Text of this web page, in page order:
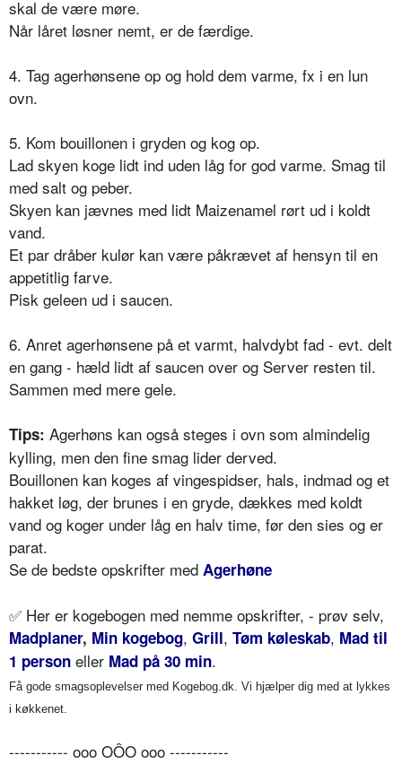
skal de være møre.
Når låret løsner nemt, er de færdige.
4. Tag agerhønsene op og hold dem varme, fx i en lun
ovn.
5. Kom bouillonen i gryden og kog op.
Lad skyen koge lidt ind uden låg for god varme. Smag til
med salt og peber.
Skyen kan jævnes med lidt Maizenamel rørt ud i koldt
vand.
Et par dråber kulør kan være påkrævet af hensyn til en
appetitlig farve.
Pisk geleen ud i saucen.
6. Anret agerhønsene på et varmt, halvdybt fad - evt. delt
en gang - hæld lidt af saucen over og Server resten til.
Sammen med mere gele.
Tips: Agerhøns kan også steges i ovn som almindelig
kylling, men den fine smag lider derved.
Bouillonen kan koges af vingespidser, hals, indmad og et
hakket løg, der brunes i en gryde, dækkes med koldt
vand og koger under låg en halv time, før den sies og er
parat.
Se de bedste opskrifter med Agerhøne
✅ Her er kogebogen med nemme opskrifter, - prøv selv,
Madplaner, Min kogebog, Grill, Tøm køleskab, Mad til
1 person eller Mad på 30 min.
Få gode smagsoplevelser med Kogebog.dk. Vi hjælper dig med at lykkes
i køkkenet.
----------- ooo OÔO ooo -----------